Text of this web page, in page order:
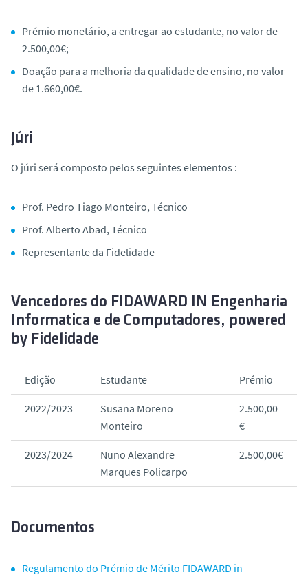
Prémio monetário, a entregar ao estudante, no valor de
2.500,00€;
Doação para a melhoria da qualidade de ensino, no valor
de 1.660,00€.
Júri
O júri será composto pelos seguintes elementos :
Prof. Pedro Tiago Monteiro, Técnico
Prof. Alberto Abad, Técnico
Representante da Fidelidade
Vencedores do FIDAWARD IN Engenharia
Informatica e de Computadores, powered
by Fidelidade
Edição Estudante Prémio
2022/2023
Susana Moreno
Monteiro
2.500,00
€
2023/2024
Nuno Alexandre
Marques Policarpo
2.500,00€
Documentos
Regulamento do Prémio de Mérito FIDAWARD in